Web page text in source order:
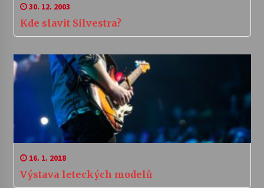
30. 12. 2003
Kde slavit Silvestra?
16. 1. 2018
Výstava leteckých modelů